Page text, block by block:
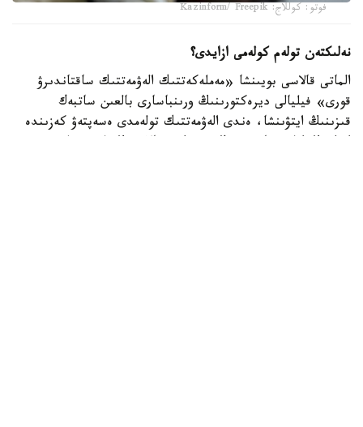
فوتو: كوللاج: Kazinform/ Freepik
نەلىكتەن تولەم كولەمى ازايدى؟
الماتى قالاسى بويىنشا «مەملەكەتتىك الەۋمەتتىك ساقتاندىرۋ
قورى» فيليالى ديرەكتورىنىڭ ورىنباسارى بالعىن ساتبەك
قىزىنىڭ ايتۋىنشا، ەندى الەۋمەتتىك تولەمدى ەسەپتەۋ كەزىندە